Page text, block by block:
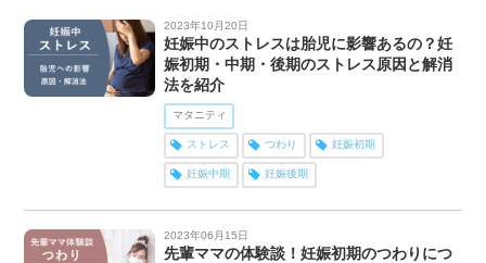
2023年10月20日
妊娠中のストレスは胎児に影響あるの？妊
娠初期・中期・後期のストレス原因と解消
法を紹介
マタニティ
ストレス つわり 妊娠初期
妊娠中期 妊娠後期
2023年06月15日
先輩ママの体験談！妊娠初期のつわりにつ